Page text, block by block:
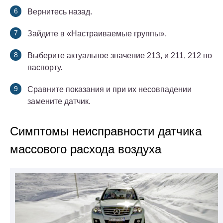
Вернитесь назад.
Зайдите в «Настраиваемые группы».
Выберите актуальное значение 213, и 211, 212 по
паспорту.
Сравните показания и при их несовпадении
замените датчик.
Симптомы неисправности датчика
массового расхода воздуха